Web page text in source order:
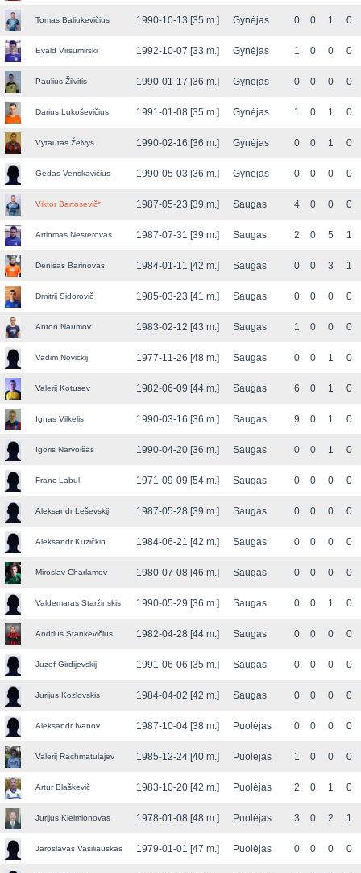
Tomas Baliukevičius 1990-10-13 [35 m.] Gynėjas 0 0 1 0
Evald Virsumirski 1992-10-07 [33 m.] Gynėjas 1 0 0 0
Paulius Žilvitis 1990-01-17 [36 m.] Gynėjas 0 0 0 0
Darius Lukoševičius 1991-01-08 [35 m.] Gynėjas 1 0 1 0
Vytautas Želvys 1990-02-16 [36 m.] Gynėjas 0 0 1 0
Gedas Venskavičius 1990-05-03 [36 m.] Gynėjas 0 0 0 0
Viktor Bartosevič* 1987-05-23 [39 m.] Saugas 4 0 0 0
Artiomas Nesterovas 1987-07-31 [39 m.] Saugas 2 0 5 1
Denisas Barinovas 1984-01-11 [42 m.] Saugas 0 0 3 1
Dmitrij Sidorovič 1985-03-23 [41 m.] Saugas 0 0 0 0
Anton Naumov 1983-02-12 [43 m.] Saugas 1 0 0 0
Vadim Novickij 1977-11-26 [48 m.] Saugas 0 0 1 0
Valerij Kotusev 1982-06-09 [44 m.] Saugas 6 0 1 0
Ignas Vilkelis 1990-03-16 [36 m.] Saugas 9 0 1 0
Igoris Narvoišas 1990-04-20 [36 m.] Saugas 0 0 1 0
Franc Labul 1971-09-09 [54 m.] Saugas 0 0 0 0
Aleksandr Leševskij 1987-05-28 [39 m.] Saugas 0 0 0 0
Aleksandr Kuzičkin 1984-06-21 [42 m.] Saugas 0 0 0 0
Miroslav Charlamov 1980-07-08 [46 m.] Saugas 0 0 0 0
Valdemaras Staržinskis 1990-05-29 [36 m.] Saugas 0 0 1 0
Andrius Stankevičius 1982-04-28 [44 m.] Saugas 0 0 0 0
Juzef Girdijevskij 1991-06-06 [35 m.] Saugas 0 0 0 0
Jurijus Kozlovskis 1984-04-02 [42 m.] Saugas 0 0 0 0
Aleksandr Ivanov 1987-10-04 [38 m.] Puolėjas 0 0 0 0
Valerij Rachmatulajev 1985-12-24 [40 m.] Puolėjas 1 0 0 0
Artur Blaškevič 1983-10-20 [42 m.] Puolėjas 2 0 1 0
Jurijus Kleimionovas 1978-01-08 [48 m.] Puolėjas 3 0 2 1
Jaroslavas Vasiliauskas 1979-01-01 [47 m.] Puolėjas 0 0 0 0